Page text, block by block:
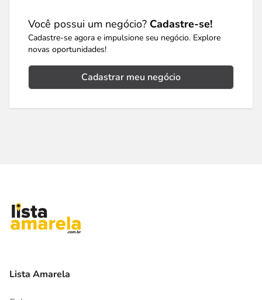
Você possui um negócio? Cadastre-se!
Cadastre-se agora e impulsione seu negócio. Explore
novas oportunidades!
Cadastrar meu negócio
Lista Amarela